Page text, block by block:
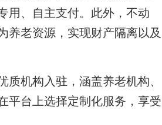
用、自主支付。此外，不动
养老资源，实现财产隔离以及
机构入驻，涵盖养老机构、
平台上选择定制化服务，享受